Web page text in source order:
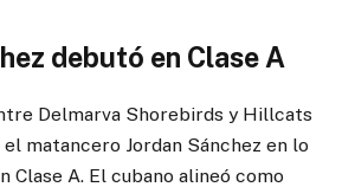
debutó en Clase A
Delmarva Shorebirds y Hillcats
matancero Jordan Sánchez en lo
Clase A. El cubano alineó como